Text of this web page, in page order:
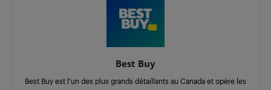
Best Buy
Best Buy est l’un des plus grands détaillants au Canada et opère les